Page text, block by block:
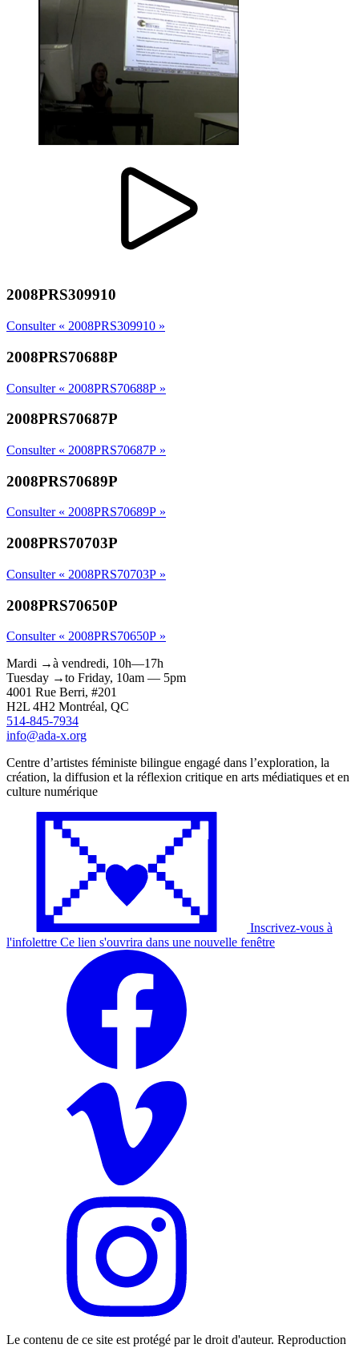
2008PRS309910
Consulter « 2008PRS309910 »
2008PRS70688P
Consulter « 2008PRS70688P »
2008PRS70687P
Consulter « 2008PRS70687P »
2008PRS70689P
Consulter « 2008PRS70689P »
2008PRS70703P
Consulter « 2008PRS70703P »
2008PRS70650P
Consulter « 2008PRS70650P »
Mardi →à vendredi, 10h—17h
Tuesday →to Friday, 10am — 5pm
4001 Rue Berri, #201
H2L 4H2 Montréal, QC
514-845-7934
info@ada-x.org
Centre d’artistes féministe bilingue engagé dans l’exploration, la
création, la diffusion et la réflexion critique en arts médiatiques et en
culture numérique
Inscrivez-vous à
l'infolettre Ce lien s'ouvrira dans une nouvelle fenêtre
Le contenu de ce site est protégé par le droit d'auteur. Reproduction